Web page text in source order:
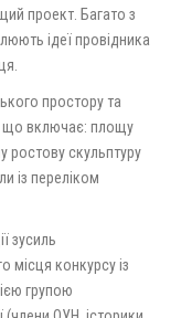
проект. Багато з
ідеї провідника
простору та
що включає: площу
ростову скульптуру
із переліком
зусиль
місця конкурсу із
групою